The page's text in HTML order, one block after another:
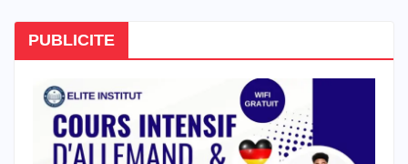
publications
PUBLICITE